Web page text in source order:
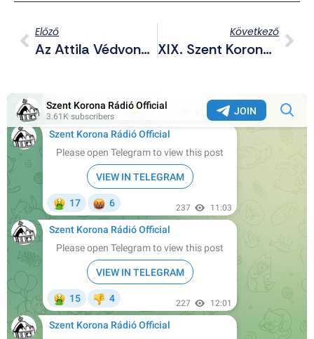
Előző
Az Attila Védvonal Emlékezete Egész Magyarországé
Következő
XIX. Szent Korona Konferencia